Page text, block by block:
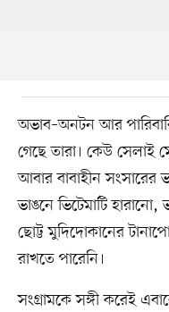
অভাব–অনটন আর
গেছে তারা। কেউ সেলাই
আবার বাবাহীন সংসারের
ভাঙনে ভিটেমাটি
ছোট্ট মুদিদোকানের
রাখতে পারেনি।
সংগ্রামকে সঙ্গী করেই